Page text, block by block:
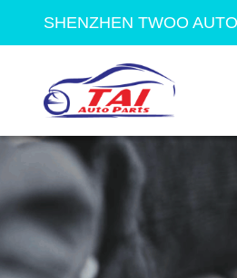
SHENZHEN TWOO